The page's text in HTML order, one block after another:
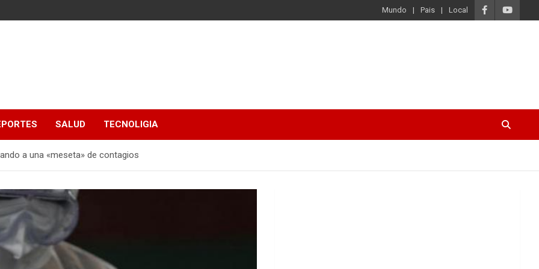
Mundo Pais Local
SALUD TECNOLIGIA
a una «meseta» de contagios